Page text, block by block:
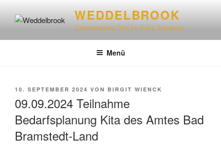
WEDDELBROOK
Liebenswertes Dorf im Kreis Segeberg
Menü
10. SEPTEMBER 2024 VON BIRGIT WIENCK
09.09.2024 Teilnahme
Bedarfsplanung Kita des Amtes Bad
Bramstedt-Land